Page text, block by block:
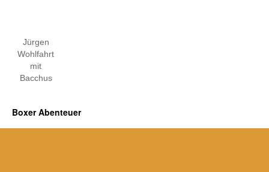
Jürgen
Wohlfahrt
mit
Bacchus
Boxer Abenteuer